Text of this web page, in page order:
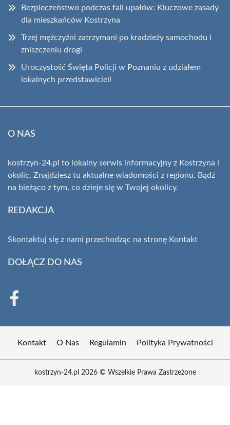
Bezpieczeństwo podczas fali upałów: Kluczowe zasady
dla mieszkańców Kostrzyna
Trzej mężczyźni zatrzymani po kradzieży samochodu i
zniszczeniu drogi
Uroczystość Święta Policji w Poznaniu z udziałem
lokalnych przedstawicieli
O NAS
kostrzyn-24.pl to lokalny serwis informacyjny z Kostrzyna i
okolic. Znajdziesz tu aktualne wiadomości z regionu. Bądź
na bieżąco z tym, co dzieje się w Twojej okolicy.
REDAKCJA
Skontaktuj się z nami przechodząc na stronę Kontakt
DOŁĄCZ DO NAS
Kontakt O Nas Regulamin Polityka Prywatności
kostrzyn-24.pl 2026 © Wszelkie Prawa Zastrzeżone